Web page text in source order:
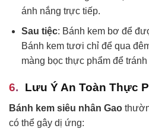
ánh nắng trực tiếp.
Sau tiệc: Bánh kem bơ để
Bánh kem tươi chỉ để qua
màng bọc thực phẩm để
Lưu Ý An Toàn Thực
Bánh kem siêu nhân Gao
có thể gây dị ứng: